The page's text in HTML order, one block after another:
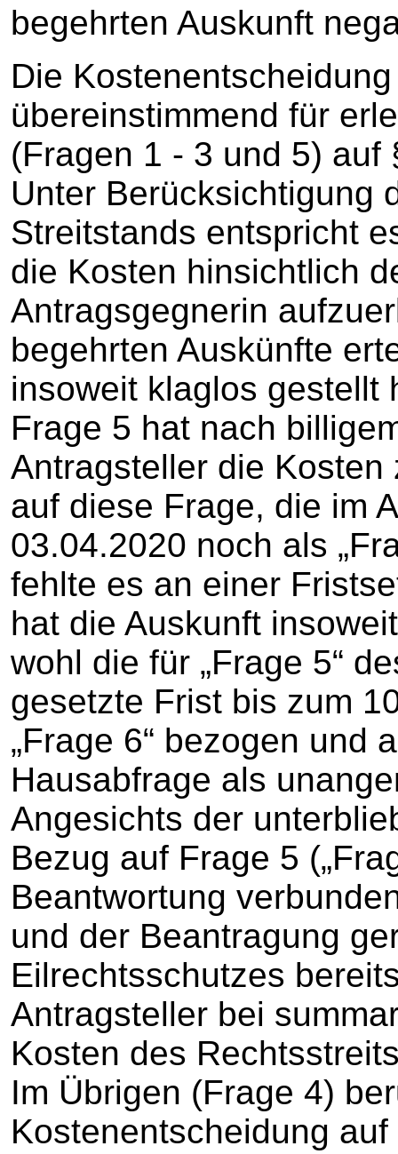
begehrten Auskunft
Die
übereinstimmend für
(Fragen 1 - 3 und 5) auf
Unter Berücksichtigung
Streitstands entspricht
die Kosten hinsichtlich
Antragsgegnerin
begehrten Auskünfte
insoweit klaglos gestellt
Frage 5 hat nach
Antragsteller die
auf diese Frage, die im
03.04.2020 noch als
fehlte es an einer
hat die Auskunft
wohl die für „Frage 5“
gesetzte Frist bis zum
„Frage 6“ bezogen und
Hausabfrage als
Angesichts der
Bezug auf Frage 5
Beantwortung
und der Beantragung
Eilrechtsschutzes
Antragsteller bei
Kosten des
Im Übrigen (Frage 4)
Kostenentscheidung